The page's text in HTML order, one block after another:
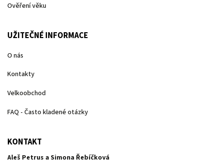
Ověření věku
UŽITEČNÉ INFORMACE
O nás
Kontakty
Velkoobchod
FAQ - Často kladené otázky
KONTAKT
Aleš Petrus a Simona Řebíčková